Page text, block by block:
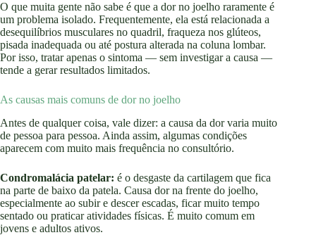
O que muita gente não sabe é que a dor no joelho raramente é
um problema isolado. Frequentemente, ela está relacionada a
desequilíbrios musculares no quadril, fraqueza nos glúteos,
pisada inadequada ou até postura alterada na coluna lombar.
Por isso, tratar apenas o sintoma — sem investigar a causa —
tende a gerar resultados limitados.
As causas mais comuns de dor no joelho
Antes de qualquer coisa, vale dizer: a causa da dor varia muito
de pessoa para pessoa. Ainda assim, algumas condições
aparecem com muito mais frequência no consultório.
Condromalácia patelar: é o desgaste da cartilagem que fica
na parte de baixo da patela. Causa dor na frente do joelho,
especialmente ao subir e descer escadas, ficar muito tempo
sentado ou praticar atividades físicas. É muito comum em
jovens e adultos ativos.